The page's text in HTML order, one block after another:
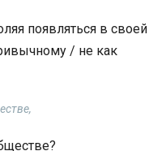
появляться в своей
/ не как